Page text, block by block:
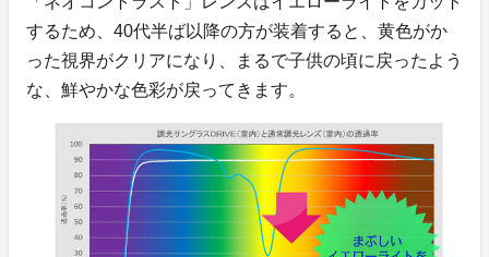
するため、40代半ば以降の方が装着すると、黄色がか
った視界がクリアになり、まるで子供の頃に戻ったよう
な、鮮やかな色彩が戻ってきます。